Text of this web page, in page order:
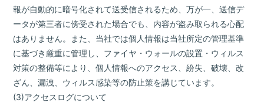
報が自動的に暗号化されて送受信されるため、万が一、送信デ
ータが第三者に傍受された場合でも、内容が盗み取られる心配
はありません。また、当社では個人情報は当社所定の管理基準
に基づき厳重に管理し、ファイヤ・ウォールの設置・ウィルス
対策の整備等により、個人情報へのアクセス、紛失、破壊、改
ざん、漏洩、ウィルス感染等の防止策を講じています。
(3)アクセスログについて